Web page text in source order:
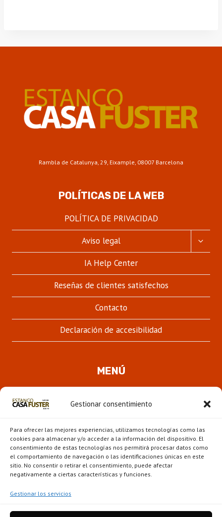
Gestionar consentimiento
Para ofrecer las mejores experiencias, utilizamos tecnologías como las
cookies para almacenar y/o acceder a la información del dispositivo. El
consentimiento de estas tecnologías nos permitirá procesar datos como
el comportamiento de navegación o las identificaciones únicas en este
sitio. No consentir o retirar el consentimiento, puede afectar
negativamente a ciertas características y funciones.
Gestionar los servicios
Rambla de Catalunya, 29, Eixample, 08007 Barcelona
POLÍTICAS DE LA WEB
POLÍTICA DE PRIVACIDAD
Aviso legal
IA Help Center
Reseñas de clientes satisfechos
Contacto
Declaración de accesibilidad
MENÚ
HIJO
Novedades
Escaparate